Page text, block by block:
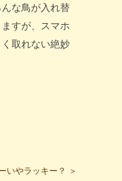
な鳥が入れ替
すが、スマホ
取れない絶妙
いやラッキー？ ＞